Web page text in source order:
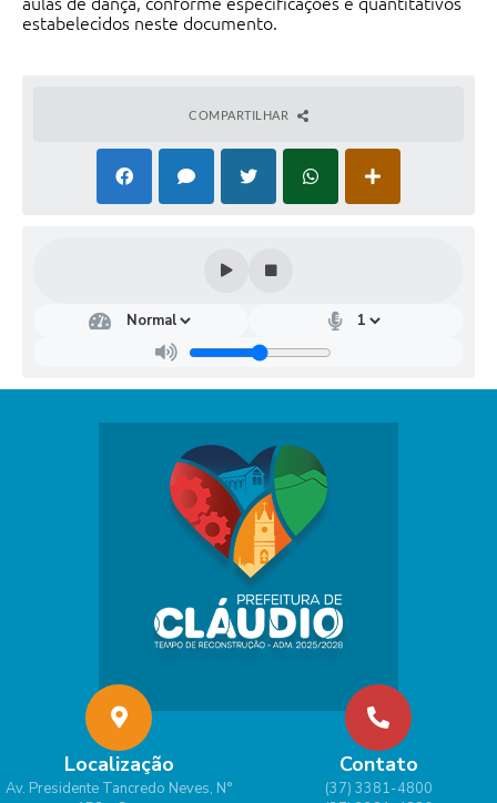
estabelecidos neste documento.
COMPARTILHAR
Localização
Av. Presidente Tancredo Neves, N°
Contato
(37) 3381-4800